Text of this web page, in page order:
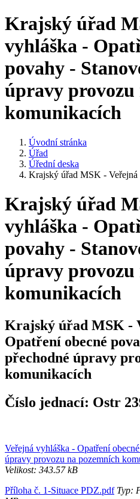
Krajský úřad
vyhláška -
povahy -
úpravy provozu
komunikacích
Úvodní stránka
Úřad
Úřední deska
Krajský úřad MSK - Veřejná
Krajský úřad
vyhláška -
povahy -
úpravy provozu
komunikacích
Krajský úřad MSK -
Opatření obecné
přechodné úpravy
komunikacích
Číslo jednací: Ostr
Veřejná vyhláška - Opatření
úpravy provozu na pozemních
Velikost: 343.57 kB
Příloha č. 1-Situace PDZ.pdfTyp: